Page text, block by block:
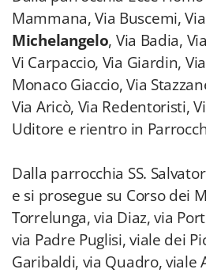
Mammana, Via Buscemi,
Michelangelo, Via Badia,
Vi Carpaccio, Via Giardin,
Monaco Giaccio, Via
Via Aricò, Via Redentoristi,
Uditore e rientro in
Dalla parrocchia SS.
e si prosegue su Corso dei
Torrelunga, via Diaz, via
via Padre Puglisi, viale dei
Garibaldi, via Quadro, viale